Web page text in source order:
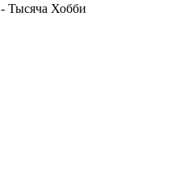
- Тысяча Хобби